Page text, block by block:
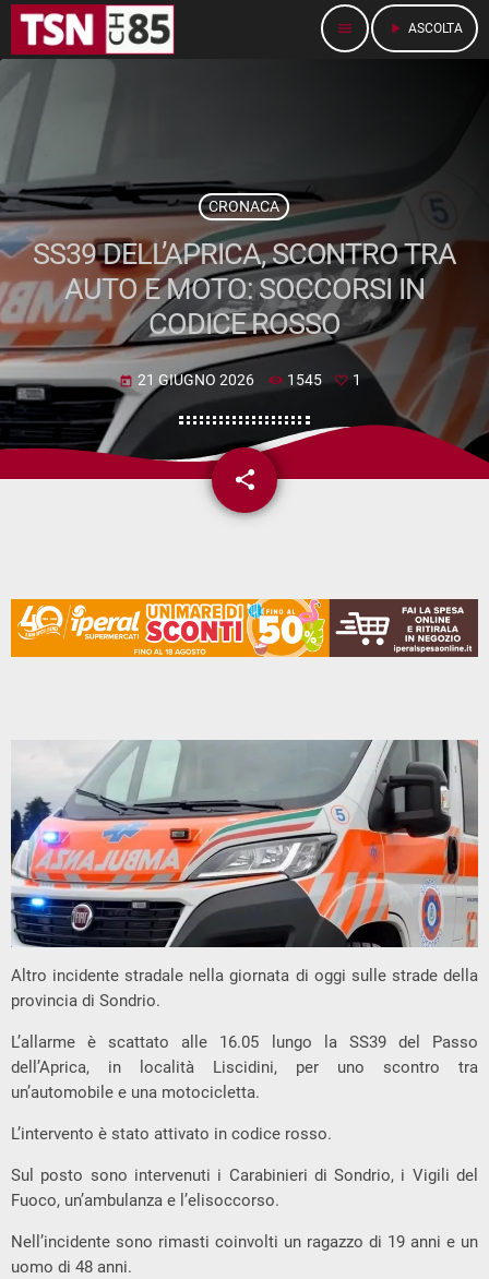
menu play_arrow ASCOLTA
CRONACA
SS39 DELL’APRICA, SCONTRO TRA
AUTO E MOTO: SOCCORSI IN
CODICE ROSSO
today 21 GIUGNO 2026 1545 1
share
email
Altro incidente stradale nella giornata di oggi sulle strade della
provincia di Sondrio.
L’allarme è scattato alle 16.05 lungo la SS39 del Passo
dell’Aprica, in località Liscidini, per uno scontro tra
un’automobile e una motocicletta.
L’intervento è stato attivato in codice rosso.
Sul posto sono intervenuti i Carabinieri di Sondrio, i Vigili del
Fuoco, un’ambulanza e l’elisoccorso.
Nell’incidente sono rimasti coinvolti un ragazzo di 19 anni e un
uomo di 48 anni.